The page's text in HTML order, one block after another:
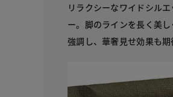
リラクシーなワイドシル
ー。脚のラインを長く美
強調し、華奢見せ効果も